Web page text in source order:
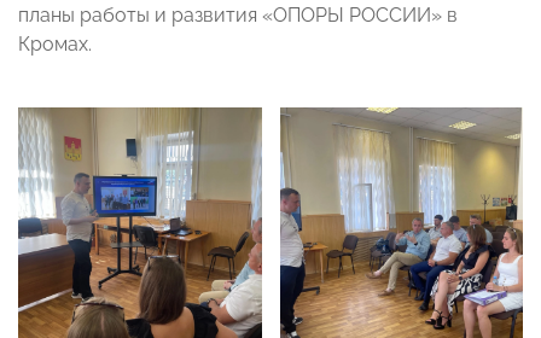
планы работы и развития «ОПОРЫ РОССИИ» в
Кромах.